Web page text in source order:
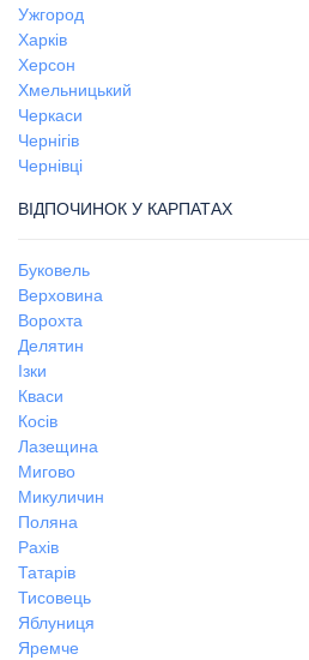
Ужгород
Харків
Херсон
Хмельницький
Черкаси
Чернігів
Чернівці
ВІДПОЧИНОК У КАРПАТАХ
Буковель
Верховина
Ворохта
Делятин
Ізки
Кваси
Косів
Лазещина
Мигово
Микуличин
Поляна
Рахів
Татарів
Тисовець
Яблуниця
Яремче